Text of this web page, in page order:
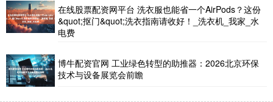
在线股票配资网平台 洗衣服也能省一个AirPods？这份
&quot;抠门&quot;洗衣指南请收好！_洗衣机_我家_水
电费
博牛配资官网 工业绿色转型的助推器：2026北京环保
技术与设备展览会前瞻